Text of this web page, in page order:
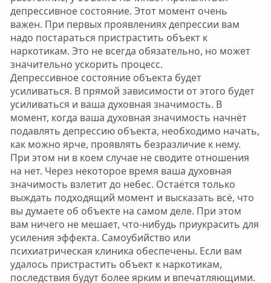
депрессивное состояние. Этот момент очень
важен. При первых проявлениях депрессии вам
надо постараться пристрастить объект к
наркотикам. Это не всегда обязательно, но может
значительно ускорить процесс.
Депрессивное состояние объекта будет
усиливаться. В прямой зависимости от этого будет
усиливаться и ваша духовная значимость. В
момент, когда ваша духовная значимость начнёт
подавлять депрессию объекта, необходимо начать,
как можно ярче, проявлять безразличие к нему.
При этом ни в коем случае не сводите отношения
на нет. Через некоторое время ваша духовная
значимость взлетит до небес. Остаётся только
выждать подходящий момент и высказать всё, что
вы думаете об объекте на самом деле. При этом
вам ничего не мешает, что-нибудь приукрасить для
усиления эффекта. Самоубийство или
психиатрическая клиника обеспечены. Если вам
удалось пристрастить объект к наркотикам,
последствия будут более ярким и впечатляющими.